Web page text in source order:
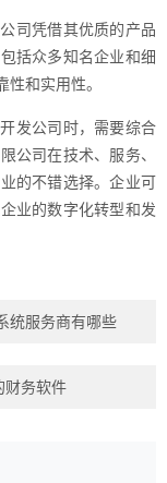
司凭借其优质的产品
括众多知名企业和细
和实用性。
发公司时，需要综合
公司在技术、服务、
的不错选择。企业可
业的数字化转型和发
统服务商有哪些
财务软件